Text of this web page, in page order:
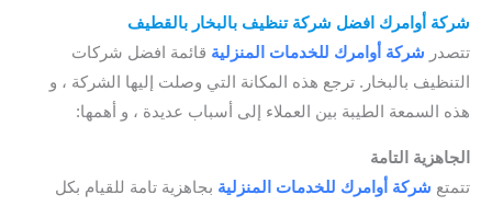
شركة أوامرك افضل شركة تنظيف بالبخار بالقطيف
تتصدر شركة أوامرك للخدمات المنزلية قائمة افضل شركات
التنظيف بالبخار. ترجع هذه المكانة التي وصلت إليها الشركة ، و
هذه السمعة الطيبة بين العملاء إلى أسباب عديدة ، و أهمها:
الجاهزية التامة
تتمتع شركة أوامرك للخدمات المنزلية بجاهزية تامة للقيام بكل